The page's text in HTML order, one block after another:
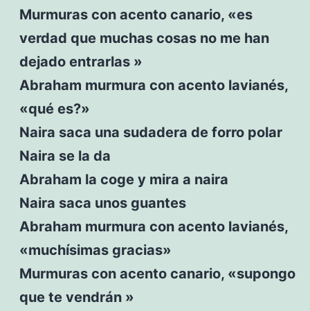
Murmuras con acento canario, «es
verdad que muchas cosas no me han
dejado entrarlas »
Abraham murmura con acento lavianés,
«qué es?»
Naira saca una sudadera de forro polar
Naira se la da
Abraham la coge y mira a naira
Naira saca unos guantes
Abraham murmura con acento lavianés,
«muchísimas gracias»
Murmuras con acento canario, «supongo
que te vendrán »